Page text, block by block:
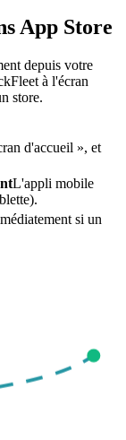
App Store
depuis votre
à l'écran
store.
d'accueil », et
L'appli mobile
si un